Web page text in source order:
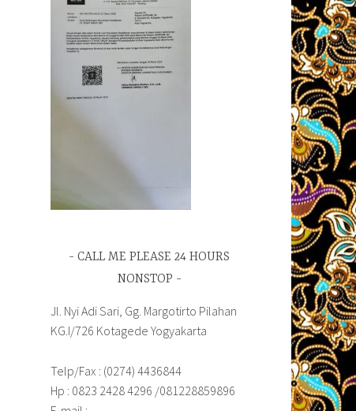
CALL ME PLEASE 24 HOURS
NONSTOP
Jl. Nyi Adi Sari, Gg. Margotirto Pilahan
KG.I/726 Kotagede Yogyakarta
Telp/Fax : (0274) 4436844
Hp : 0823 2428 4296 /081228859896